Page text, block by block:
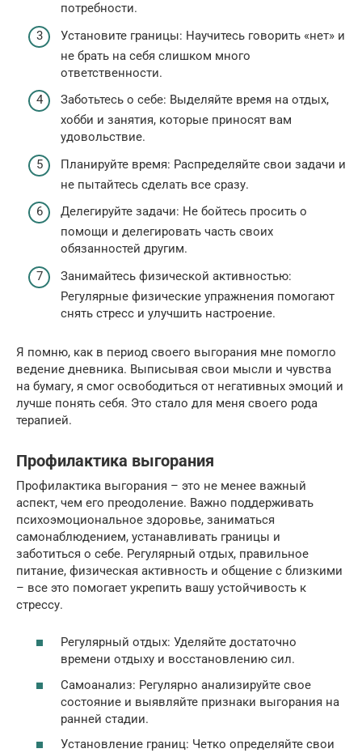
потребности.
Установите границы: Научитесь говорить «нет» и
не брать на себя слишком много
ответственности.
Заботьтесь о себе: Выделяйте время на отдых,
хобби и занятия, которые приносят вам
удовольствие.
Планируйте время: Распределяйте свои задачи и
не пытайтесь сделать все сразу.
Делегируйте задачи: Не бойтесь просить о
помощи и делегировать часть своих
обязанностей другим.
Занимайтесь физической активностью:
Регулярные физические упражнения помогают
снять стресс и улучшить настроение.
Я помню, как в период своего выгорания мне помогло
ведение дневника. Выписывая свои мысли и чувства
на бумагу, я смог освободиться от негативных эмоций и
лучше понять себя. Это стало для меня своего рода
терапией.
Профилактика выгорания
Профилактика выгорания – это не менее важный
аспект, чем его преодоление. Важно поддерживать
психоэмоциональное здоровье, заниматься
самонаблюдением, устанавливать границы и
заботиться о себе. Регулярный отдых, правильное
питание, физическая активность и общение с близкими
– все это помогает укрепить вашу устойчивость к
стрессу.
Регулярный отдых: Уделяйте достаточно
времени отдыху и восстановлению сил.
Самоанализ: Регулярно анализируйте свое
состояние и выявляйте признаки выгорания на
ранней стадии.
Установление границ: Четко определяйте свои